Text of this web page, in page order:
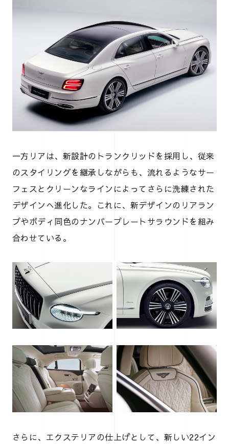
一方リアは、新設計のトランクリッドを採用し、従来
のスタイリングを継承しながらも、流れるようなサー
フェスとクリーンなラインによってさらに洗練された
デザインへ進化した。これに、新デザインのリアラン
プやボディ同色のナンバープレートサラウンドを組み
合わせている。
さらに、エクステリアの仕上げとして、新しい22イン